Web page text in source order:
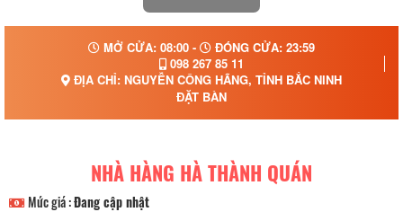
MỞ CỬA: 08:00 -
ĐÓNG CỬA: 23:59
098 267 85 11
ĐỊA CHỈ: NGUYỄN CÔNG HÃNG, TỈNH BẮC NINH
ĐẶT BÀN
NHÀ HÀNG HÀ THÀNH QUÁN
Mức giá :Đang cập nhật